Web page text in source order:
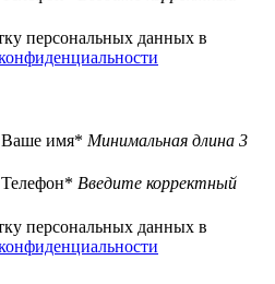
персональных данных в
Ваше имя* Минимальная длина 3
Телефон* Введите корректный
персональных данных в